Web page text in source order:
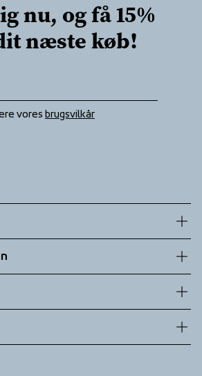
nu, og få 15%
næste køb!
vores brugsvilkår